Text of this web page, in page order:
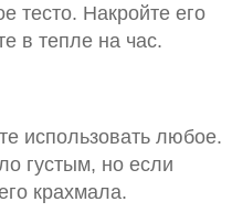
тесто. Накройте его
в тепле на час.
использовать любое.
густым, но если
крахмала.